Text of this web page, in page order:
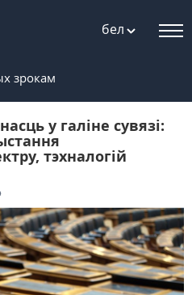
бел
зрокам
у галіне сувязі:
тэхналогій